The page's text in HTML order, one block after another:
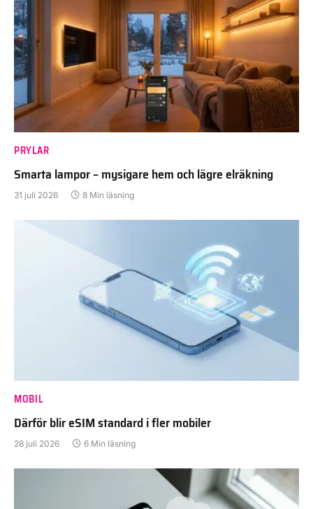
PRYLAR
Smarta lampor – mysigare hem och lägre elräkning
31 juli 2026 8 Min läsning
MOBIL
Därför blir eSIM standard i fler mobiler
28 juli 2026 6 Min läsning